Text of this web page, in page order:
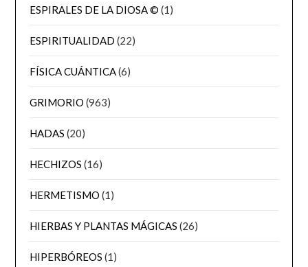
ESPIRALES DE LA DIOSA © (1)
ESPIRITUALIDAD (22)
FÍSICA CUÁNTICA(6)
GRIMORIO (963)
HADAS (20)
HECHIZOS (16)
HERMETISMO (1)
HIERBAS Y PLANTAS MÁGICAS (26)
HIPERBÓREOS (1)